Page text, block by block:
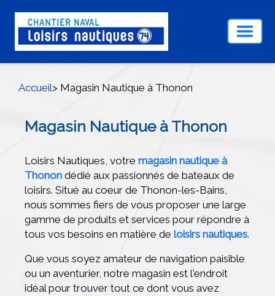
Accueil> Magasin Nautique à Thonon
Magasin Nautique à Thonon
Loisirs Nautiques, votre magasin nautique à
Thonon dédié aux passionnés de bateaux de
loisirs. Situé au coeur de Thonon-les-Bains,
nous sommes fiers de vous proposer une large
gamme de produits et services pour répondre à
tous vos besoins en matière de loisirs nautiques.
Que vous soyez amateur de navigation paisible
ou un aventurier, notre magasin est l'endroit
idéal pour trouver tout ce dont vous avez